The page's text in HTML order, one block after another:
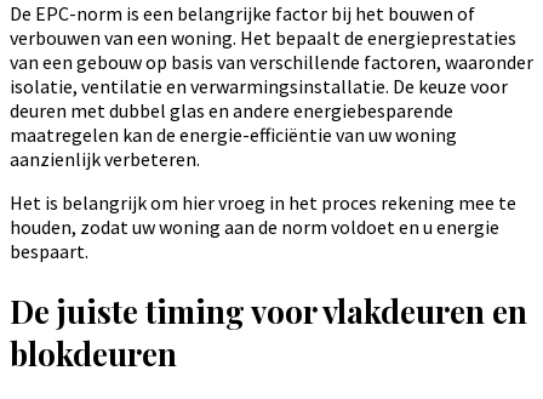
De EPC-norm is een belangrijke factor bij het bouwen of
verbouwen van een woning. Het bepaalt de energieprestaties
van een gebouw op basis van verschillende factoren, waaronder
isolatie, ventilatie en verwarmingsinstallatie. De keuze voor
deuren met dubbel glas en andere energiebesparende
maatregelen kan de energie-efficiëntie van uw woning
aanzienlijk verbeteren.
Het is belangrijk om hier vroeg in het proces rekening mee te
houden, zodat uw woning aan de norm voldoet en u energie
bespaart.
De juiste timing voor vlakdeuren en
blokdeuren